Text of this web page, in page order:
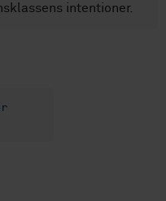
intentioner.